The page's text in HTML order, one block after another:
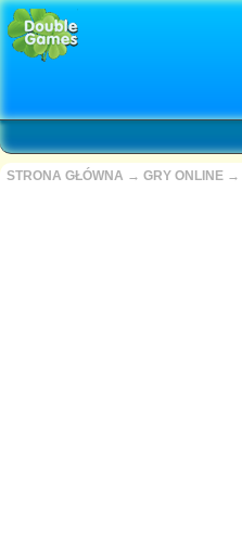
STRONA GŁÓWNA → GRY ONLINE →